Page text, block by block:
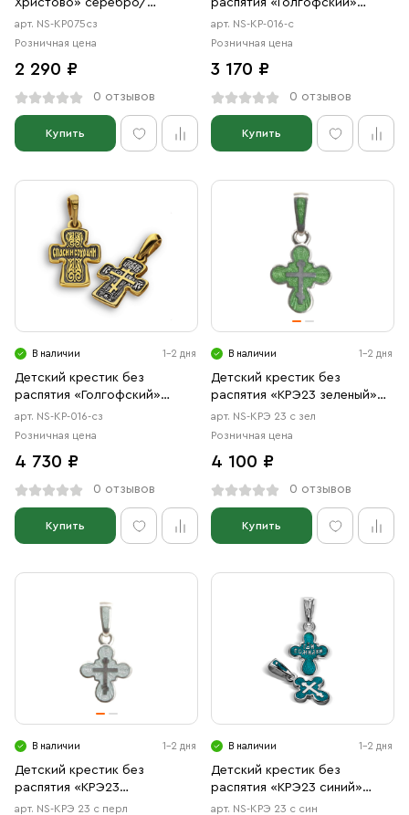
Христово» серебро/
золочение
арт. NS-КР075сз
Розничная цена
2 290 ₽
0 отзывов
Купить
распятия «Голгофский»
серебро
арт. NS-КР-016-с
Розничная цена
3 170 ₽
0 отзывов
Купить
В наличии 1-2 дня
Детский крестик без
распятия «Голгофский»
серебро/золочение
арт. NS-КР-016-сз
Розничная цена
4 730 ₽
0 отзывов
Купить
В наличии 1-2 дня
Детский крестик без
распятия «КРЭ23 зеленый»
серебро/родий
арт. NS-КРЭ 23 с зел
Розничная цена
4 100 ₽
0 отзывов
Купить
В наличии 1-2 дня
Детский крестик без
распятия «КРЭ23
перламутровый» серебро/
арт. NS-КРЭ 23 с перл
В наличии 1-2 дня
Детский крестик без
распятия «КРЭ23 синий»
серебро/родий
арт. NS-КРЭ 23 с син